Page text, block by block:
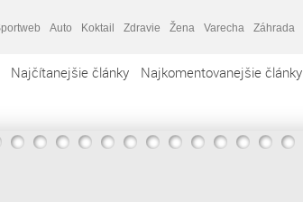
Auto Koktail Zdravie Žena Varecha Záhrada
Najčítanejšie články Najkomentovanejšie články